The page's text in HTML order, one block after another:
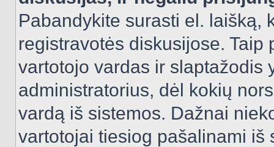
Pabandykite surasti el. laišką,
registravotės diskusijose.
vartotojo vardas ir slaptažodis
administratorius, dėl kokių
vardą iš sistemos. Dažnai
vartotojai tiesiog pašalinami iš